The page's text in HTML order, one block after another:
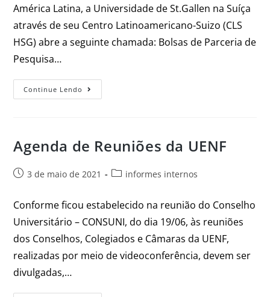
América Latina, a Universidade de St.Gallen na Suíça
através de seu Centro Latinoamericano-Suizo (CLS
HSG) abre a seguinte chamada: Bolsas de Parceria de
Pesquisa…
Continue Lendo
Agenda de Reuniões da UENF
3 de maio de 2021 informes internos
Conforme ficou estabelecido na reunião do Conselho
Universitário – CONSUNI, do dia 19/06, às reuniões
dos Conselhos, Colegiados e Câmaras da UENF,
realizadas por meio de videoconferência, devem ser
divulgadas,…